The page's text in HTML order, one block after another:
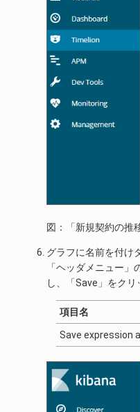
図：「新規契約の推
グラフに名前を付け
「ヘッダメニュー
し、「Save」をクリ
項目名
Save expression